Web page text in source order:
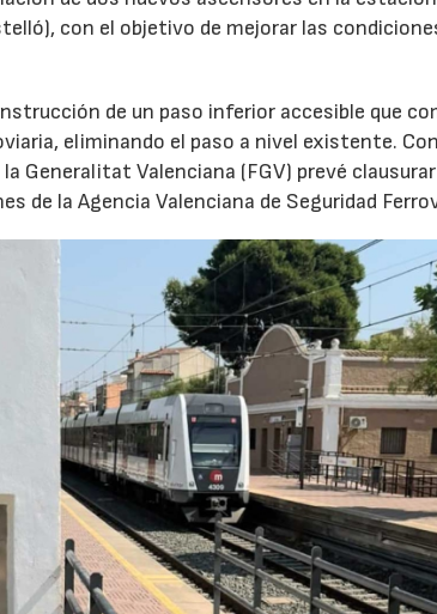
con el objetivo de mejorar las
de un paso inferior accesible que
eliminando el paso a nivel existente.
Generalitat Valenciana (FGV) prevé
de la Agencia Valenciana de Seguridad